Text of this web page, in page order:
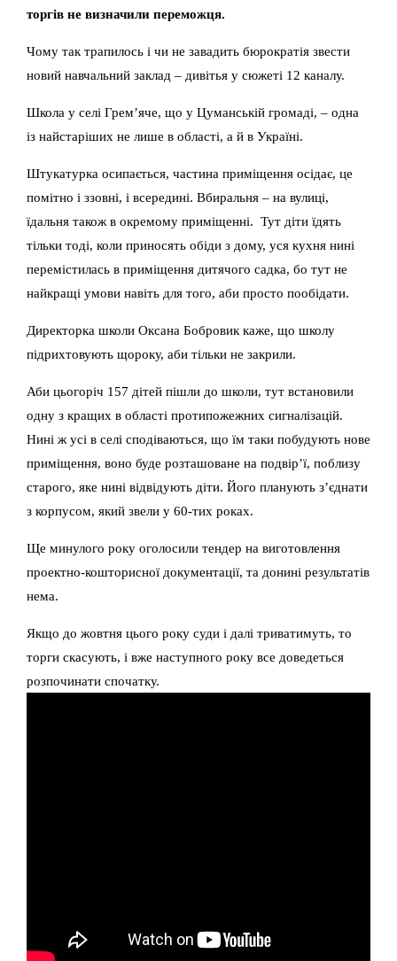
торгів не визначили переможця.
Чому так трапилось і чи не завадить бюрократія звести
новий навчальний заклад – дивітья у сюжеті 12 каналу.
Школа у селі Грем’яче, що у Цуманській громаді, – одна
із найстаріших не лише в області, а й в Україні.
Штукатурка осипається, частина приміщення осідає, це
помітно і ззовні, і всередині. Вбиральня – на вулиці,
їдальня також в окремому приміщенні. Тут діти їдять
тільки тоді, коли приносять обіди з дому, уся кухня нині
перемістилась в приміщення дитячого садка, бо тут не
найкращі умови навіть для того, аби просто пообідати.
Директорка школи Оксана Бобровик каже, що школу
підрихтовують щороку, аби тільки не закрили.
Аби цьогоріч 157 дітей пішли до школи, тут встановили
одну з кращих в області протипожежних сигналізацій.
Нині ж усі в селі сподіваються, що їм таки побудують нове
приміщення, воно буде розташоване на подвір’ї, поблизу
старого, яке нині відвідують діти. Його планують з’єднати
з корпусом, який звели у 60-тих роках.
Ще минулого року оголосили тендер на виготовлення
проектно-кошторисної документації, та донині результатів
нема.
Якщо до жовтня цього року суди і далі триватимуть, то
торги скасують, і вже наступного року все доведеться
розпочинати спочатку.